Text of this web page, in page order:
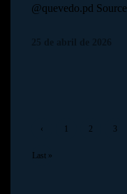
@quevedo.pd Source
‹ 1 2 3
Last »